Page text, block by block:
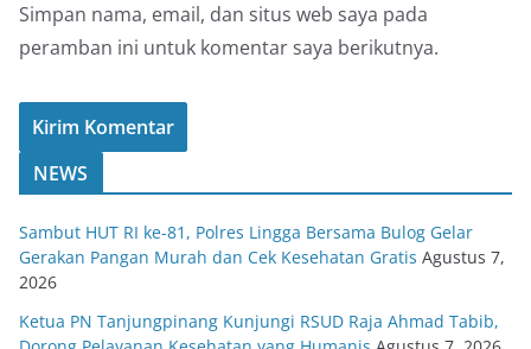
Simpan nama, email, dan situs web saya pada
peramban ini untuk komentar saya berikutnya.
NEWS
Sambut HUT RI ke-81, Polres Lingga Bersama Bulog Gelar
Gerakan Pangan Murah dan Cek Kesehatan Gratis Agustus 7,
2026
Ketua PN Tanjungpinang Kunjungi RSUD Raja Ahmad Tabib,